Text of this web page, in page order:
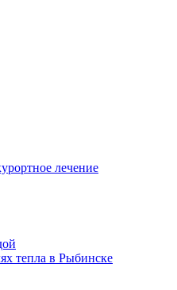
лечение
тепла в Рыбинске